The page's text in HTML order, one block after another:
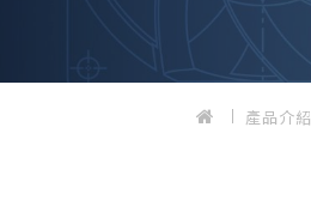
產品介紹